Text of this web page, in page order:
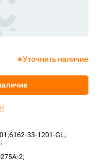
6162-33-1201-GL;
2;
Уточнить наличие